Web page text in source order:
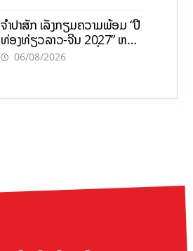
ຈຳປາສັກ ເລັ່ງກຽມຄວາມພ້ອມ “ປີ
ທ່ອງທ່ຽວລາວ-ຈີນ 2027” ຫວັງ
ກະຕຸ້ນເສດຖະກິດທ້ອງຖິ່ນ
06/08/2026